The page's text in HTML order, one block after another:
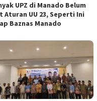
UPZ di Manado Belum
Aturan UU 23, Seperti Ini
Baznas Manado